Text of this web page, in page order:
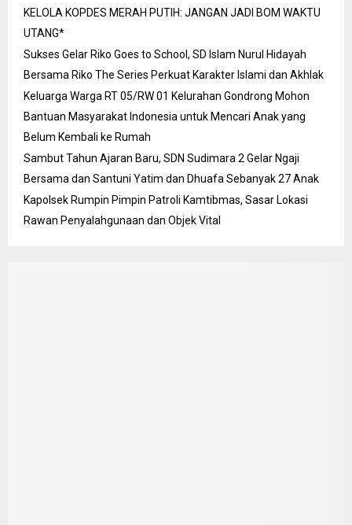
KELOLA KOPDES MERAH PUTIH: JANGAN JADI BOM WAKTU
UTANG*
Sukses Gelar Riko Goes to School, SD Islam Nurul Hidayah
Bersama Riko The Series Perkuat Karakter Islami dan Akhlak
Keluarga Warga RT 05/RW 01 Kelurahan Gondrong Mohon
Bantuan Masyarakat Indonesia untuk Mencari Anak yang
Belum Kembali ke Rumah
Sambut Tahun Ajaran Baru, SDN Sudimara 2 Gelar Ngaji
Bersama dan Santuni Yatim dan Dhuafa Sebanyak 27 Anak
Kapolsek Rumpin Pimpin Patroli Kamtibmas, Sasar Lokasi
Rawan Penyalahgunaan dan Objek Vital